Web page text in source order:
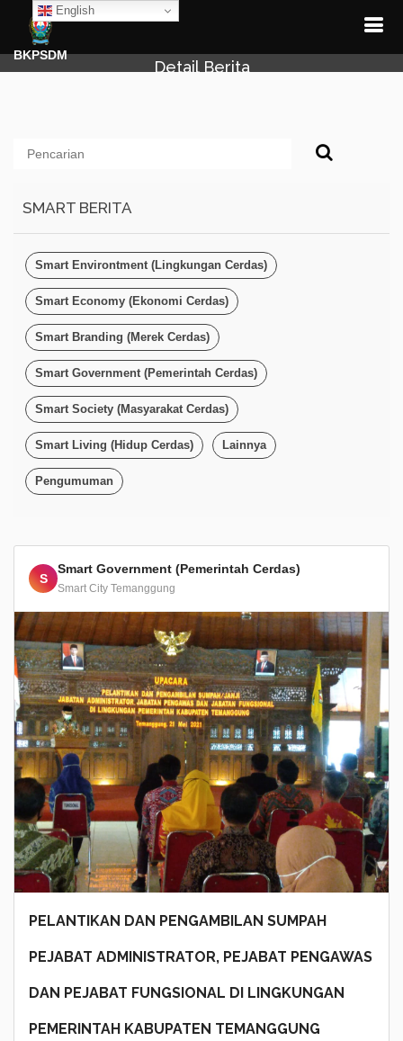
English
BKPSDM
Detail Berita
SMART BERITA
Smart Environtment (Lingkungan Cerdas)
Smart Economy (Ekonomi Cerdas)
Smart Branding (Merek Cerdas)
Smart Government (Pemerintah Cerdas)
Smart Society (Masyarakat Cerdas)
Smart Living (Hidup Cerdas) Lainnya
Pengumuman
S
Smart Government (Pemerintah Cerdas)
Smart City Temanggung
PELANTIKAN DAN PENGAMBILAN SUMPAH
PEJABAT ADMINISTRATOR, PEJABAT PENGAWAS
DAN PEJABAT FUNGSIONAL DI LINGKUNGAN
PEMERINTAH KABUPATEN TEMANGGUNG